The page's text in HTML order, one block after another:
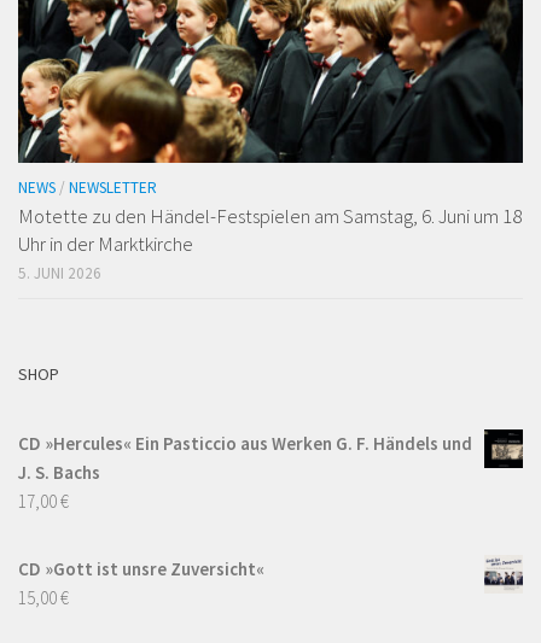
NEWS / NEWSLETTER
Motette zu den Händel-Festspielen am Samstag, 6. Juni um 18
Uhr in der Marktkirche
5. JUNI 2026
SHOP
CD »Hercules« Ein Pasticcio aus Werken G. F. Händels und
J. S. Bachs
17,00€
CD »Gott ist unsre Zuversicht«
15,00€